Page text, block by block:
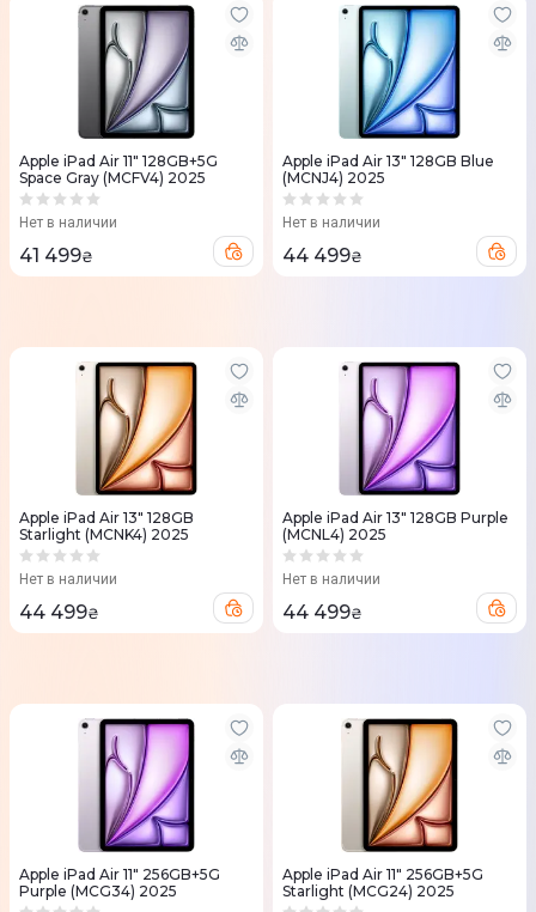
Apple iPad Air 11" 128GB+5G
Space Gray (MCFV4) 2025
Нет в наличии
41 499₴
Apple iPad Air 13" 128GB Blue
(MCNJ4) 2025
Нет в наличии
44 499₴
Apple iPad Air 13" 128GB
Starlight (MCNK4) 2025
Нет в наличии
44 499₴
Apple iPad Air 13" 128GB Purple
(MCNL4) 2025
Нет в наличии
44 499₴
Apple iPad Air 11" 256GB+5G
Purple (MCG34) 2025
Apple iPad Air 11" 256GB+5G
Starlight (MCG24) 2025